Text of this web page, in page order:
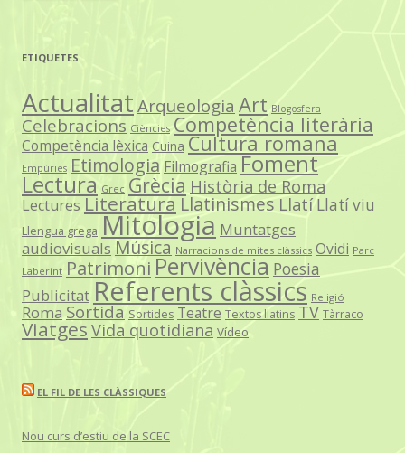
ETIQUETES
ActualitatArqueologia Art Blogosfera
Celebracions Ciències Competència literària
Competència lèxica Cuina Cultura romana
Empúries Etimologia Filmografia Foment
Lectura Grec Grècia Història de Roma
Lectures LiteraturaLlatinismes Llatí Llatí viu
Llengua grega Mitologia Muntatges
audiovisuals Música Narracions de mites clàssics Ovidi Parc
Laberint PatrimoniPervivència Poesia
PublicitatReferents clàssics Religió
Roma Sortida Sortides Teatre Textos llatins TV Tàrraco
Viatges Vida quotidiana Vídeo
EL FIL DE LES CLÀSSIQUES
Nou curs d’estiu de la SCEC